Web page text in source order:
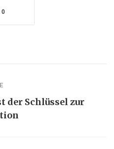
0
der Schlüssel zur